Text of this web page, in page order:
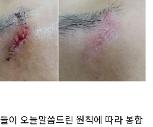
이 오늘말씀드린 원칙에 따라 봉합